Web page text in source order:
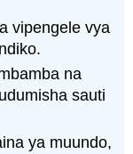
vipengele vya
na
sauti
ya muundo,